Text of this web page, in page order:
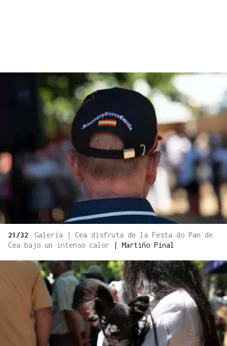
21/32
Galería | Cea disfruta de la Festa do Pan de
Cea bajo un intenso calor
| Martiño Pinal